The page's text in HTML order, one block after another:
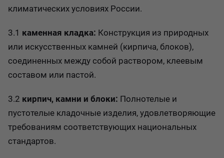
климатических условиях России.
3.1 каменная кладка: Конструкция из природных
или искусственных камней (кирпича, блоков),
соединенных между собой раствором, клеевым
составом или пастой.
3.2 кирпич, камни и блоки: Полнотелые и
пустотелые кладочные изделия, удовлетворяющие
требованиям соответствующих национальных
стандартов.